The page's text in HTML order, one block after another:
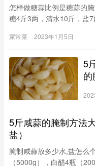
怎样做糖蒜比例是糖蒜的
糖4斤3两，清水10斤，盐
暖可适当减少或增加泡水
家常菜 2023年1月5日
5
的
5斤咸蒜的腌制方法
盐）
腌制咸蒜放多少水,盐怎么
（5000g），白醋4瓶（